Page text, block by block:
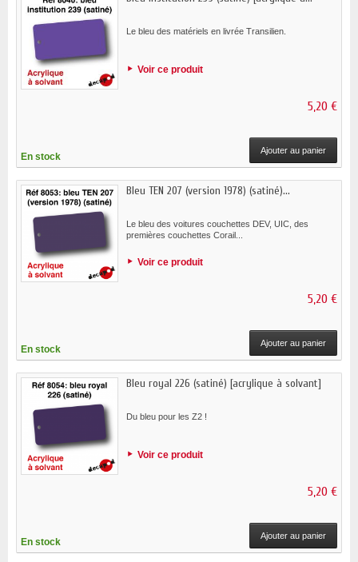
Le bleu des matériels en livrée Transilien.
Voir ce produit
5,20 €
En stock
Ajouter au panier
Bleu TEN 207 (version 1978) (satiné)...
Le bleu des voitures couchettes DEV, UIC, des
premières couchettes Corail...
Voir ce produit
5,20 €
En stock
Ajouter au panier
Bleu royal 226 (satiné) [acrylique à solvant]
Du bleu pour les Z2 !
Voir ce produit
5,20 €
En stock
Ajouter au panier